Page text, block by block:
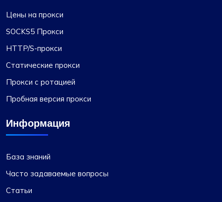
конкурентоспособным ценам
как лучший провайдер прокси,
хорошим ценам. Их прокси очень надежны и
заслуживают доверия, а также имеют
интерфейс понятен, прост и эффективен,
предоставляет гибкие тарифные планы,
Цены на прокси
SOCKS5 Прокси
HTTP/S-прокси
Статические прокси
Прокси с ротацией
Пробная версия прокси
Информация
База знаний
Часто задаваемые вопросы
Статьи